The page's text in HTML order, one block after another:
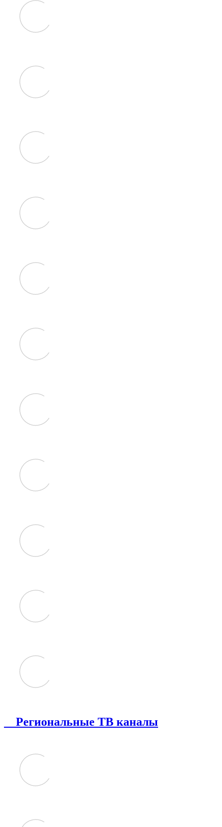
Региональные ТВ каналы